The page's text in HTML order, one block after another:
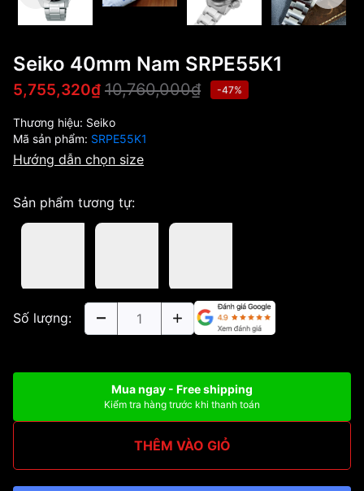
Seiko 40mm Nam SRPE55K1
5,755,320₫ 10,760,000₫ -47%
Thương hiệu: Seiko
Mã sản phẩm: SRPE55K1
Hướng dẫn chọn size
Sản phẩm tương tự:
Số lượng:
Mua ngay - Free shipping
Kiểm tra hàng trước khi thanh toán
THÊM VÀO GIỎ